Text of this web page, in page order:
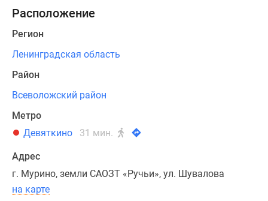
подземный
паркинг.
Квартирография
объекта
наличие
лотов
различной
от
студий
23кв.м
Расположение
Регион
Ленинградская область
Район
Всеволожский район
Метро
Девяткино
31 мин.
Адрес
г. Мурино, земли САОЗТ «Ручьи», ул. Шувалова
на карте